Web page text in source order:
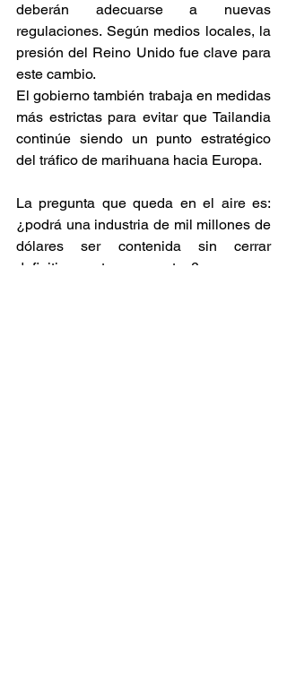
deberán adecuarse a nuevas
regulaciones. Según medios locales, la
presión del Reino Unido fue clave para
este cambio.
El gobierno también trabaja en medidas
más estrictas para evitar que Tailandia
continúe siendo un punto estratégico
del tráfico de marihuana hacia Europa.
La pregunta que queda en el aire es:
¿podrá una industria de mil millones de
dólares ser contenida sin cerrar
definitivamente sus puertas?